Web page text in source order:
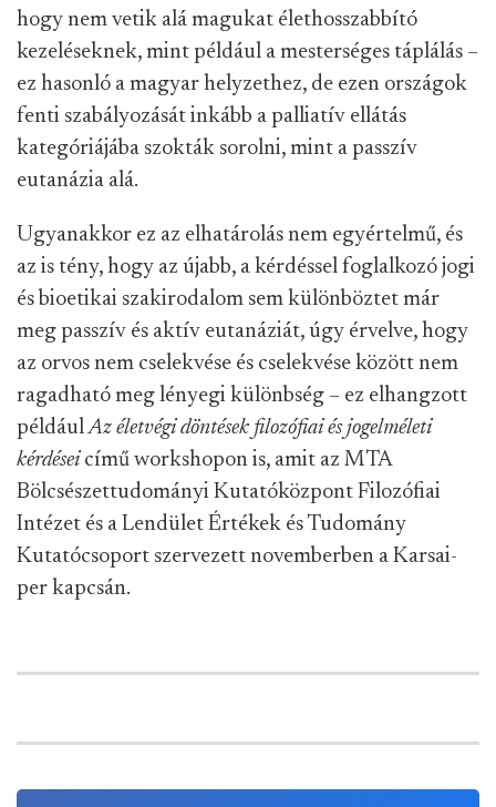
hogy nem vetik alá magukat élethosszabbító
kezeléseknek, mint például a mesterséges táplálás –
ez hasonló a magyar helyzethez, de ezen országok
fenti szabályozását inkább a palliatív ellátás
kategóriájába szokták sorolni, mint a passzív
eutanázia alá.
Ugyanakkor ez az elhatárolás nem egyértelmű, és
az is tény, hogy az újabb, a kérdéssel foglalkozó jogi
és bioetikai szakirodalom sem különböztet már
meg passzív és aktív eutanáziát, úgy érvelve, hogy
az orvos nem cselekvése és cselekvése között nem
ragadható meg lényegi különbség – ez elhangzott
példáulAz életvégi döntések filozófiai és jogelméleti
kérdései című workshopon is, amit az MTA
Bölcsészettudományi Kutatóközpont Filozófiai
Intézet és a Lendület Értékek és Tudomány
Kutatócsoport szervezett novemberben a Karsai-
per kapcsán.